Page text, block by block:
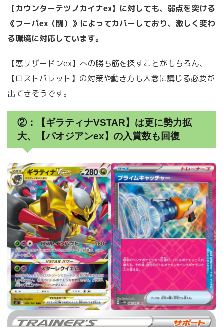
【カウンターテツノカイナex】に対しても、弱点を突ける
《フーパex（闘）》によってカバーしており、激しく変わ
る環境に対応しています。
【悪リザードンex】への勝ち筋を探すことがもちろん、
【ロストバレット】の対策や動き方も入念に講じる必要が
出てきそうです。
②：【ギラティナVSTAR】は更に勢力拡
大、【パオジアンex】の入賞数も回復